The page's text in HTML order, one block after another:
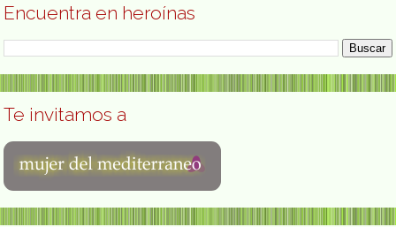
Encuentra en heroínas
Te invitamos a